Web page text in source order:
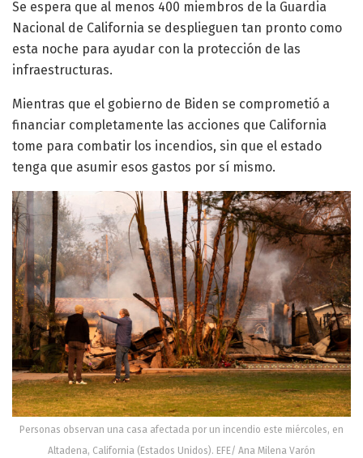
Se espera que al menos 400 miembros de la Guardia
Nacional de California se desplieguen tan pronto como
esta noche para ayudar con la protección de las
infraestructuras.
Mientras que el gobierno de Biden se comprometió a
financiar completamente las acciones que California
tome para combatir los incendios, sin que el estado
tenga que asumir esos gastos por sí mismo.
Personas observan una casa afectada por un incendio este miércoles, en
Altadena, California (Estados Unidos). EFE/ Ana Milena Varón